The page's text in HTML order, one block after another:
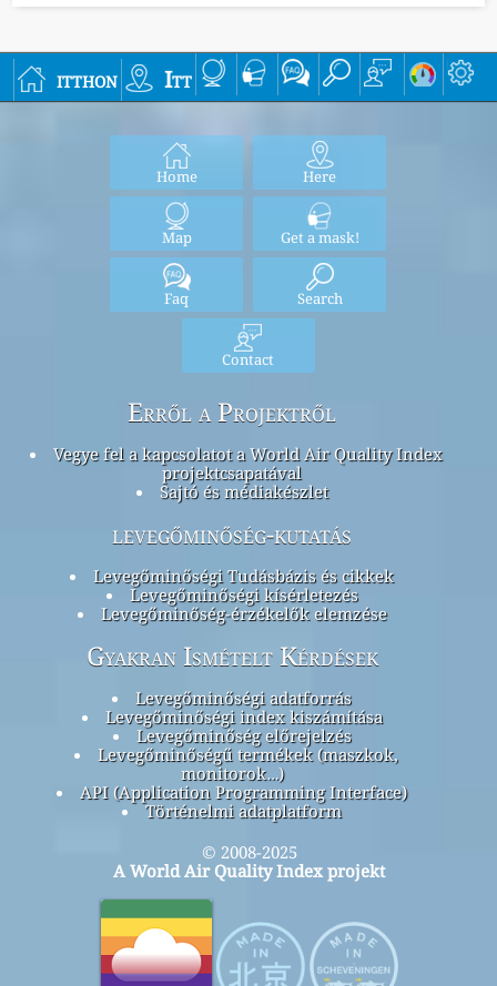
itthon Itt
Home Here
Map Get a mask!
Faq Search
Contact
Erről a Projektről
Vegye fel a kapcsolatot a World Air Quality Index
projektcsapatával
Sajtó és médiakészlet
levegőminőség-kutatás
Levegőminőségi Tudásbázis és cikkek
Levegőminőségi kísérletezés
Levegőminőség-érzékelők elemzése
Gyakran Ismételt Kérdések
Levegőminőségi adatforrás
Levegőminőségi index kiszámítása
Levegőminőség előrejelzés
Levegőminőségű termékek (maszkok,
monitorok…)
API (Application Programming Interface)
Történelmi adatplatform
© 2008-2025
A World Air Quality Index projekt